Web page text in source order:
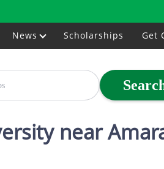
News Scholarships Get
near